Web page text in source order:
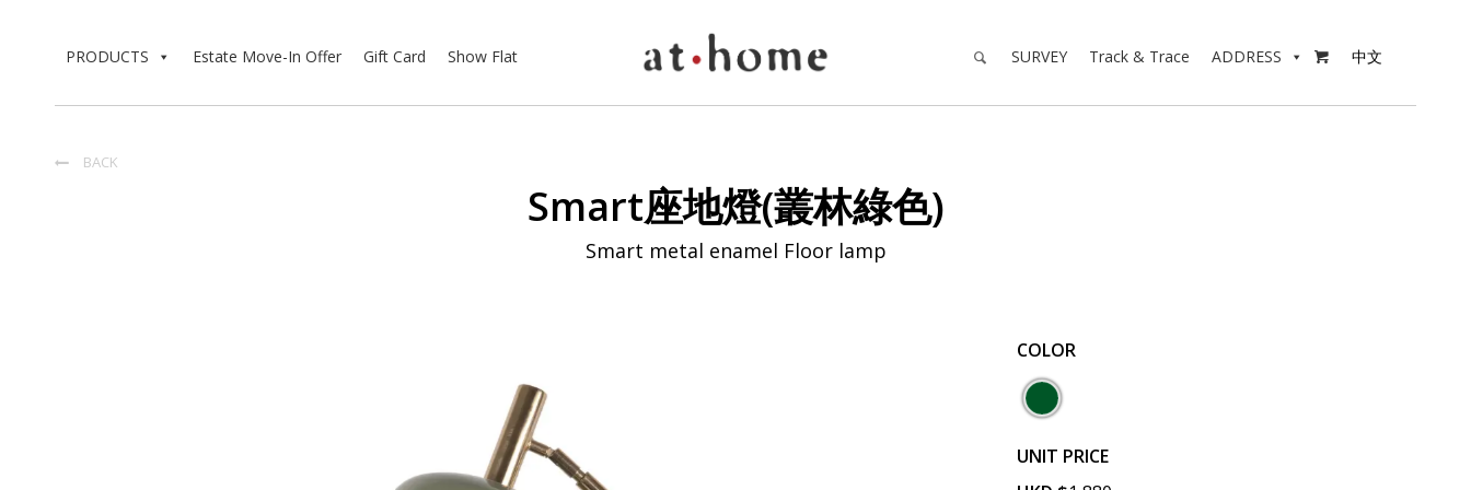
PRODUCTS Estate Move-In Offer Gift Card Show Flat 
ADDRESS
Track & Trace
SURVEY 中文
 BACK
Smart座地燈(叢林綠色)
Smart metal enamel Floor lamp
COLOR
UNIT PRICE